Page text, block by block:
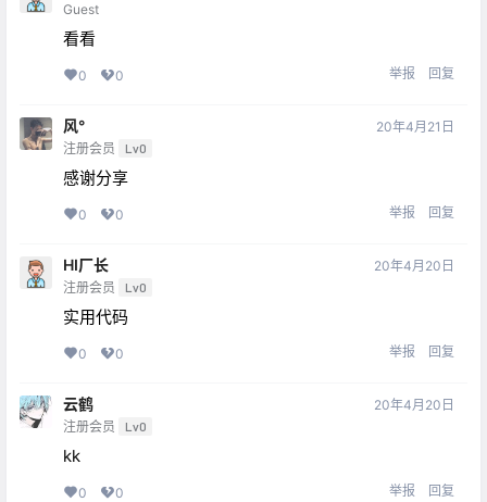
Guest
看看
0 0 举报 回复
风°
注册会员 Lv0
20年4月21日
感谢分享
0 0 举报 回复
HI厂长
注册会员 Lv0
20年4月20日
实用代码
0 0 举报 回复
云鹤
注册会员 Lv0
20年4月20日
kk
0 0 举报 回复